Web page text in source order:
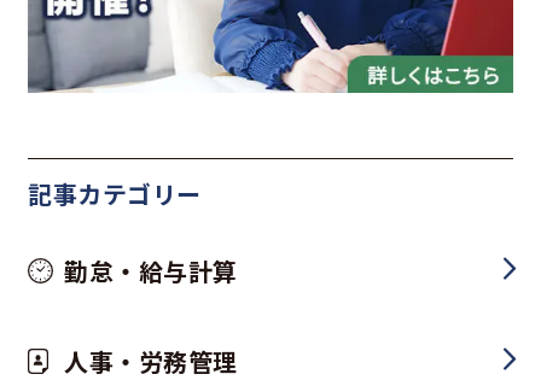
記事カテゴリー
勤怠・給与計算
人事・労務管理